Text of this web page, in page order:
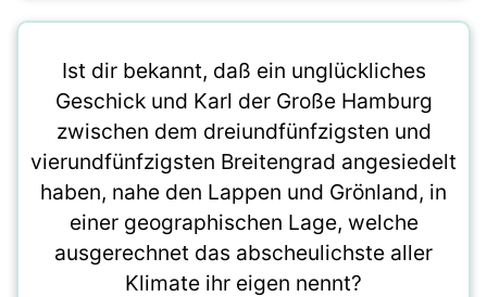
Ist dir bekannt, daß ein unglückliches
Geschick und Karl der Große Hamburg
zwischen dem dreiundfünfzigsten und
vierundfünfzigsten Breitengrad angesiedelt
haben, nahe den Lappen und Grönland, in
einer geographischen Lage, welche
ausgerechnet das abscheulichste aller
Klimate ihr eigen nennt?